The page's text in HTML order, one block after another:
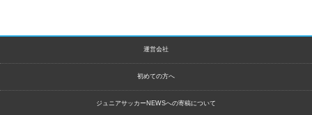
運営会社
初めての方へ
ジュニアサッカーNEWSへの寄稿について